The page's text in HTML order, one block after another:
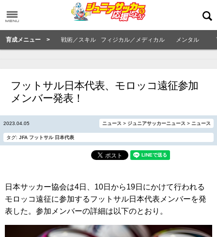
育成メニュー > 戦術／スキル フィジカル／メディカル メンタル
フットサル日本代表、モロッコ遠征参加
メンバー発表！
2023.04.05 ニュース > ジュニアサッカーニュース > ニュース
タグ: JFA フットサル 日本代表
日本サッカー協会は4日、10日から19日にかけて行われる
モロッコ遠征に参加するフットサル日本代表メンバーを発
表した。参加メンバーの詳細は以下のとおり。